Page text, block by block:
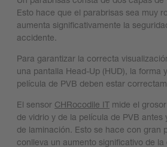
Esto hace que el parabrisas sea muy
aumenta significativamente la
accidente.
Para garantizar la correcta
una pantalla Head-Up (HUD), la forma
película de PVB deben estar
El sensor CHRocodile IT mide el
de vidrio y de la película de PVB antes
de laminación. Esto se hace con gran
conlleva un aumento significativo de la